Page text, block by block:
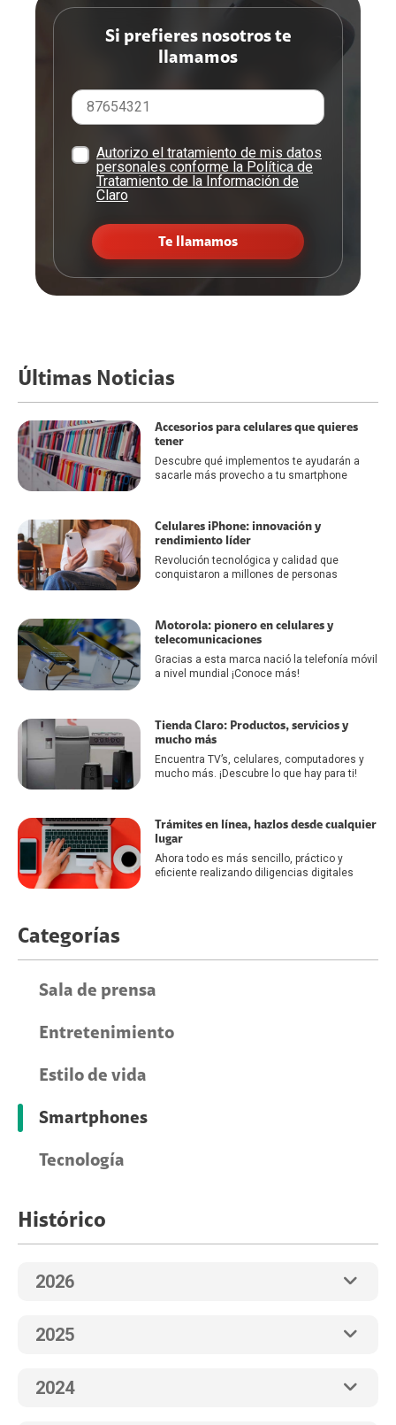
Si prefieres nosotros te
llamamos
Autorizo el tratamiento de mis datos
personales conforme la Política de
Tratamiento de la Información de
Claro
Te llamamos
Últimas Noticias
Accesorios para celulares que quieres
tener
Descubre qué implementos te ayudarán a
sacarle más provecho a tu smartphone
Celulares iPhone: innovación y
rendimiento líder
Revolución tecnológica y calidad que
conquistaron a millones de personas
Motorola: pionero en celulares y
telecomunicaciones
Gracias a esta marca nació la telefonía móvil
a nivel mundial ¡Conoce más!
Tienda Claro: Productos, servicios y
mucho más
Encuentra TV’s, celulares, computadores y
mucho más. ¡Descubre lo que hay para ti!
Trámites en línea, hazlos desde cualquier
lugar
Ahora todo es más sencillo, práctico y
eficiente realizando diligencias digitales
Categorías
Sala de prensa
Entretenimiento
Estilo de vida
Smartphones
Tecnología
Histórico
2026
2025
2024